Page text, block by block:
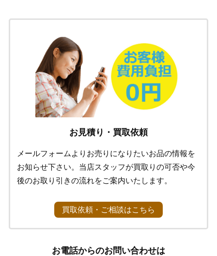
お見積り・買取依頼
メールフォームよりお売りになりたいお品の情報を
お知らせ下さい。当店スタッフが買取りの可否や今
後のお取り引きの流れをご案内いたします。
買取依頼・ご相談はこちら
お電話からのお問い合わせは